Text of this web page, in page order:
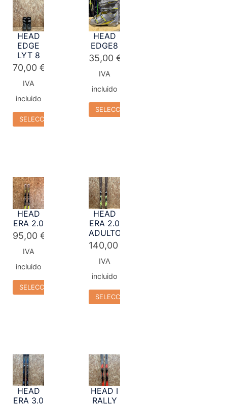
HEAD
EDGE
LYT 8
70,00 €
IVA
incluido
SELECCIONAR OPCIONES
HEAD
EDGE8
35,00 €
IVA
incluido
SELECCIONAR OPCIONES
HEAD
ERA 2.0
95,00 €
IVA
incluido
SELECCIONAR OPCIONES
HEAD
ERA 2.0
ADULTO
140,00
IVA
incluido
SELECCIONAR OPCIONES
HEAD
ERA 3.0
HEAD I
RALLY